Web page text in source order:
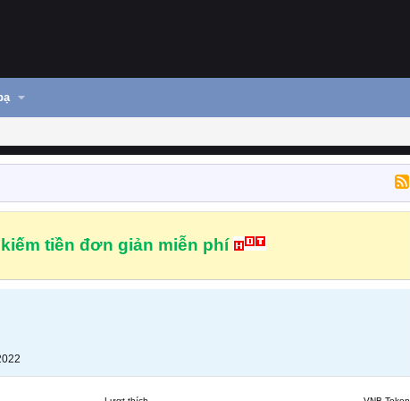
tiền đơn giản miễn phí